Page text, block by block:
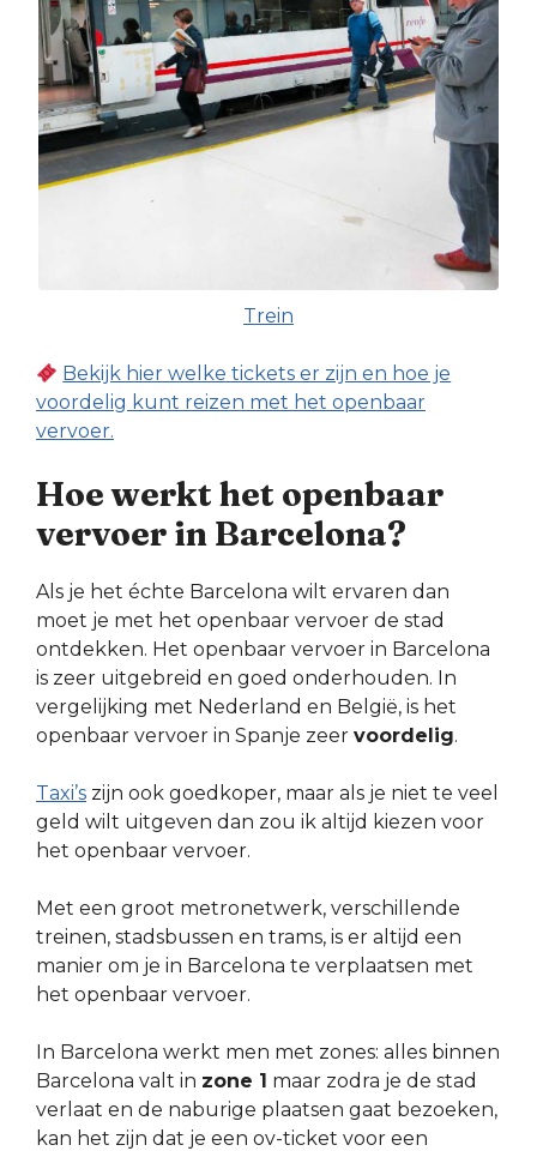
Trein
Bekijk hier welke tickets er zijn en hoe je
voordelig kunt reizen met het openbaar
vervoer.
Hoe werkt het openbaar
vervoer in Barcelona?
Als je het échte Barcelona wilt ervaren dan
moet je met het openbaar vervoer de stad
ontdekken. Het openbaar vervoer in Barcelona
is zeer uitgebreid en goed onderhouden. In
vergelijking met Nederland en België, is het
openbaar vervoer in Spanje zeer voordelig.
Taxi’s zijn ook goedkoper, maar als je niet te veel
geld wilt uitgeven dan zou ik altijd kiezen voor
het openbaar vervoer.
Met een groot metronetwerk, verschillende
treinen, stadsbussen en trams, is er altijd een
manier om je in Barcelona te verplaatsen met
het openbaar vervoer.
In Barcelona werkt men met zones: alles binnen
Barcelona valt in zone 1 maar zodra je de stad
verlaat en de naburige plaatsen gaat bezoeken,
kan het zijn dat je een ov-ticket voor een